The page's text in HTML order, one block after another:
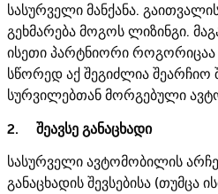
სასურველი მანქანა.
გეხმარება მოგოს ლიზინგი.
ისეთი პარტნიორი როგორიცაა
სწორედ აქ შეგიძლია შეარჩიო
სურვილებთან მორგებული
2. შეავსე განაცხადი
სასურველი ავტომობილის
განაცხადის შევსებისა (თუმცა